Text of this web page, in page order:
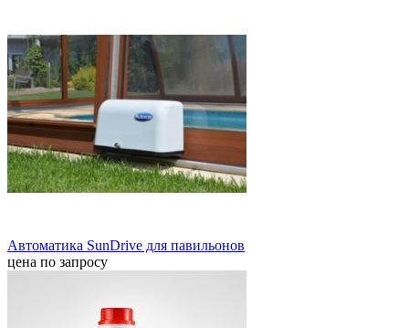
Автоматика SunDrive для павильонов
цена по запросу